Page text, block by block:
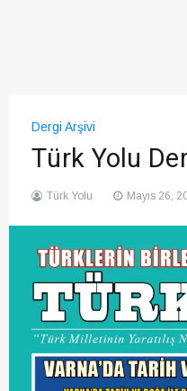
Dergi Arşivi
Türk Yolu
Türk Yolu Mayıs 26,